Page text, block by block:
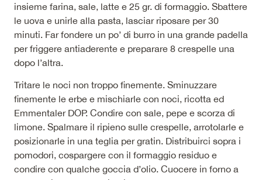
insieme farina, sale, latte e 25 gr. di formaggio. Sbattere
le uova e unirle alla pasta, lasciar riposare per 30
minuti. Far fondere un po’ di burro in una grande padella
per friggere antiaderente e preparare 8 crespelle una
dopo l’altra.
Tritare le noci non troppo finemente. Sminuzzare
finemente le erbe e mischiarle con noci, ricotta ed
Emmentaler DOP. Condire con sale, pepe e scorza di
limone. Spalmare il ripieno sulle crespelle, arrotolarle e
posizionarle in una teglia per gratin. Distribuirci sopra i
pomodori, cospargere con il formaggio residuo e
condire con qualche goccia d’olio. Cuocere in forno a